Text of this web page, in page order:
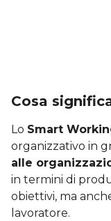
Cosa
Lo Smart
organizzativo in
alle
in termini di
obiettivi, ma
lavoratore.